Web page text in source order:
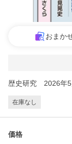
おまか
歴史研究 2026
在庫なし
価格